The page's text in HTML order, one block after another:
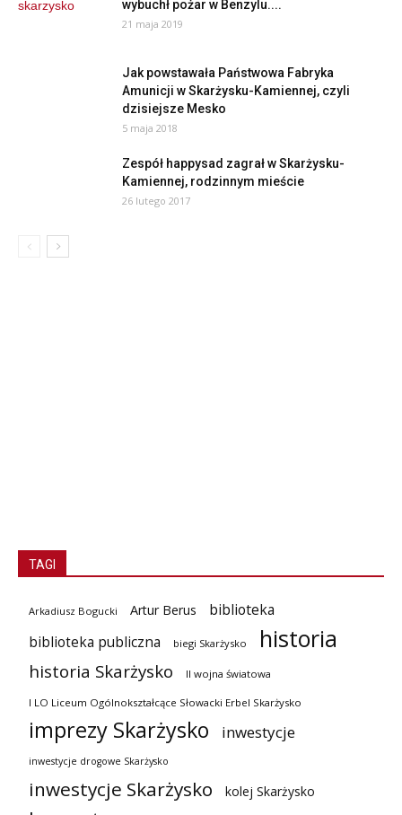
wybuchł pożar w Benzylu....
21 maja 2019
Jak powstawała Państwowa Fabryka
Amunicji w Skarżysku-Kamiennej, czyli
dzisiejsze Mesko
5 maja 2018
Zespół happysad zagrał w Skarżysku-
Kamiennej, rodzinnym mieście
26 lutego 2017
TAGI
Arkadiusz Bogucki Artur Berus
biblioteka
biblioteka publiczna
biegi Skarżysko historia
historia Skarżysko II wojna światowa
I LO Liceum Ogólnokształcące Słowacki Erbel Skarżysko
imprezy Skarżysko inwestycje
inwestycje drogowe Skarżysko
inwestycje Skarżysko kolej Skarżysko